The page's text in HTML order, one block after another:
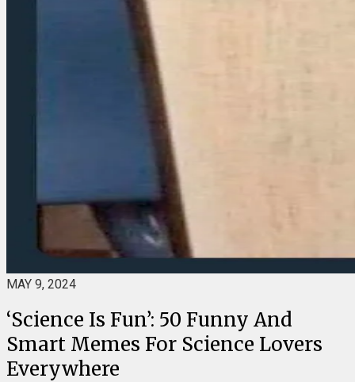
MAY 9, 2024
‘Science Is Fun’: 50 Funny And
Smart Memes For Science Lovers
Everywhere